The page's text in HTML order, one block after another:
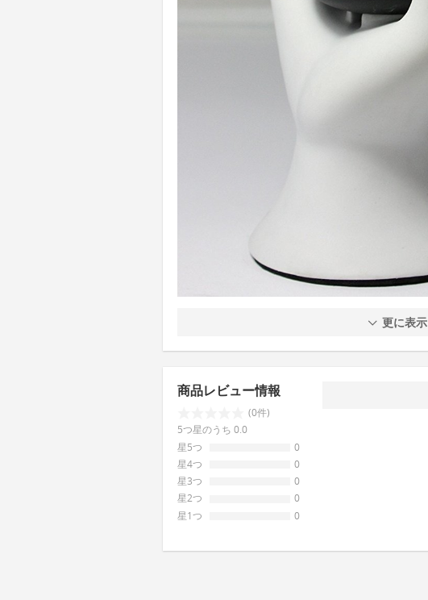
更に表示
商品レビュー情報
(0件)
5つ星のうち 0.0
星5つ
0
星4つ
0
星3つ
0
星2つ
0
星1つ
0